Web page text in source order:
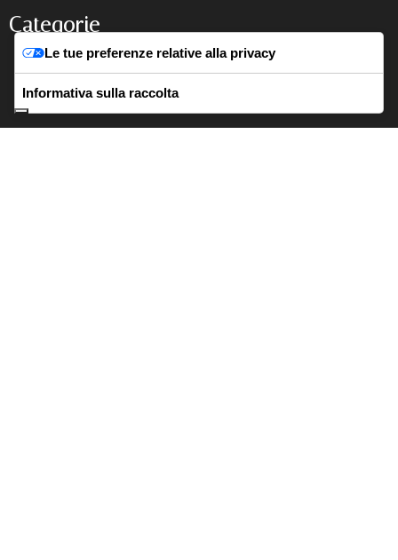
Categorie
SICILY
Le tue preferenze relative alla privacy
Informativa sulla raccolta